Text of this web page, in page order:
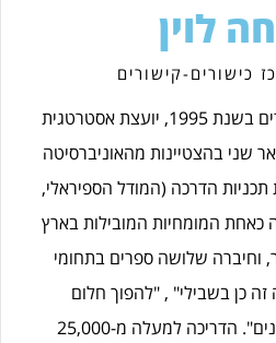
לוין
כישורים-קישורים
הקימה את כישורים-קישורים בשנת 1995, יועצת אסטרטגית
שני בהצטיינות מהאוניברסיטה
הדרכה (המודל הספיראלי,
כאחת המומחיות המובילות בארץ
וחיברה שלושה ספרים בתחומי
כן בשבילי" , "להפוך חלום
למציאות" ו"הכוכב שבפנים". הדריכה למעלה מ-25,000